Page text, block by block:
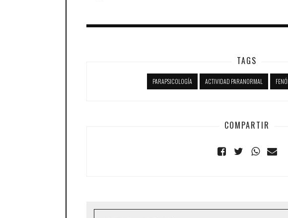
TAGS
PARAPSICOLOGÍA ACTIVIDAD PARANORMAL
COMPARTIR